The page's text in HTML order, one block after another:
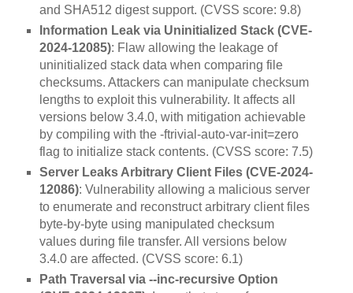
and SHA512 digest support. (CVSS score: 9.8)
Information Leak via Uninitialized Stack (CVE-
2024-12085): Flaw allowing the leakage of
uninitialized stack data when comparing file
checksums. Attackers can manipulate checksum
lengths to exploit this vulnerability. It affects all
versions below 3.4.0, with mitigation achievable
by compiling with the -ftrivial-auto-var-init=zero
flag to initialize stack contents. (CVSS score: 7.5)
Server Leaks Arbitrary Client Files (CVE-2024-
12086): Vulnerability allowing a malicious server
to enumerate and reconstruct arbitrary client files
byte-by-byte using manipulated checksum
values during file transfer. All versions below
3.4.0 are affected. (CVSS score: 6.1)
Path Traversal via --inc-recursive Option